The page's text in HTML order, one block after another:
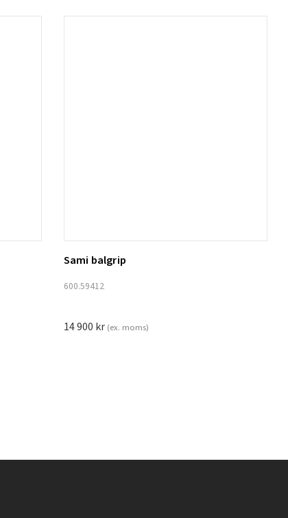
Lägg till i varukorg
Sami balgrip
600.59412
14 900 kr (ex. moms)